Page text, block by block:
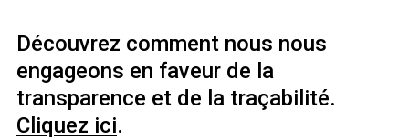
Découvrez comment nous nous
engageons en faveur de la
transparence et de la traçabilité.
Cliquez ici.